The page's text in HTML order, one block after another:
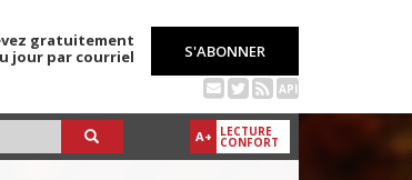
gratuitement
jour par courriel
S'ABONNER
API
A+ LECTURE
CONFORT